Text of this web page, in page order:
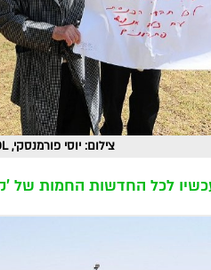
צילום: יוסי פורמנסקי, COL
לכל החדשות החמות של